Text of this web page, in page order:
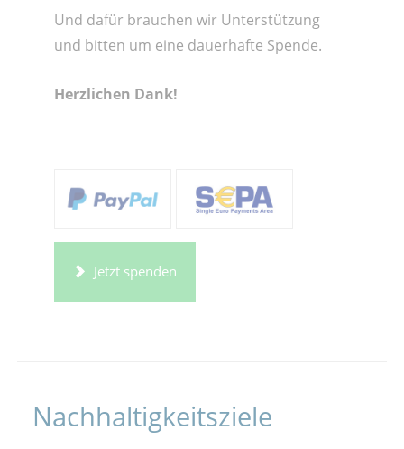
Und dafür brauchen wir Unterstützung
und bitten um eine dauerhafte Spende.
Herzlichen Dank!
Jetzt spenden
Nachhaltigkeitsziele